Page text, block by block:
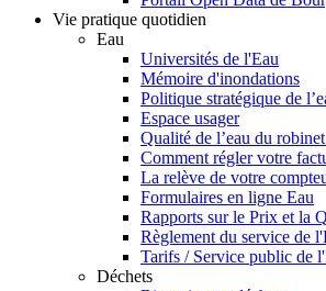
Vie pratique quotidien
Eau
Universités de l'Eau
Mémoire d'inondations
Politique stratégique de
Espace usager
Qualité de l’eau du
Comment régler votre
La relève de votre
Formulaires en ligne Eau
Rapports sur le Prix et la
Règlement du service de
Tarifs / Service public de
Déchets